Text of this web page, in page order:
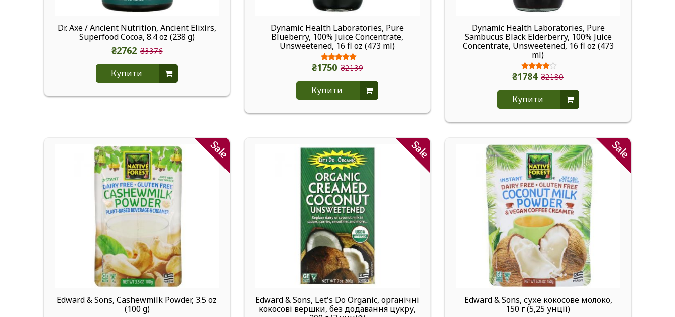
Dr. Axe / Ancient Nutrition, Ancient Elixirs,
Superfood Cocoa, 8.4 oz (238 g)
₴2762 ₴3376
Купити
Dynamic Health Laboratories, Pure
Blueberry, 100% Juice Concentrate,
Unsweetened, 16 fl oz (473 ml)
₴1750 ₴2139
Купити
Dynamic Health Laboratories, Pure
Sambucus Black Elderberry, 100% Juice
Concentrate, Unsweetened, 16 fl oz (473
ml)
₴1784 ₴2180
Купити
Sale
Edward & Sons, Cashewmilk Powder, 3.5 oz
(100 g)
Sale
Edward & Sons, Let's Do Organic, органічні
кокосові вершки, без додавання цукру,
Sale
Edward & Sons, сухе кокосове молоко,
150 г (5,25 унції)